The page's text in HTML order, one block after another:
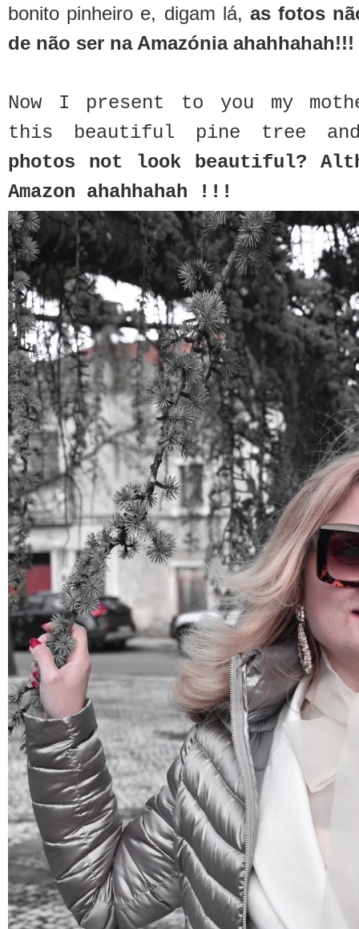
bonito pinheiro e, digam lá, as fotos
de não ser na Amazónia ahahhahah!!!
Now I present to you my
this beautiful pine tree
photos not look beautiful?
Amazon ahahhahah !!!